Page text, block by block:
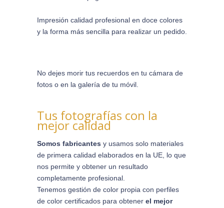
Impresión calidad profesional en doce colores
y la forma más sencilla para realizar un pedido.
No dejes morir tus recuerdos en tu cámara de
fotos o en la galería de tu móvil.
Tus fotografías con la
mejor calidad
Somos fabricantes y usamos solo materiales
de primera calidad elaborados en la UE, lo que
nos permite y obtener un resultado
completamente profesional.
Tenemos gestión de color propia con perfiles
de color certificados para obtener el mejor